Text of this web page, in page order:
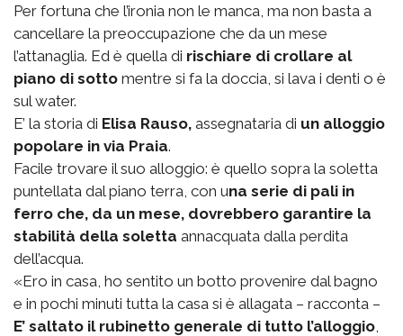
Per fortuna che l’ironia non le manca, ma non basta a
cancellare la preoccupazione che da un mese
l’attanaglia. Ed è quella di rischiare di crollare al
piano di sotto mentre si fa la doccia, si lava i denti o è
sul water.
E’ la storia di Elisa Rauso, assegnataria di un alloggio
popolare in via Praia.
Facile trovare il suo alloggio: è quello sopra la soletta
puntellata dal piano terra, con una serie di pali in
ferro che, da un mese, dovrebbero garantire la
stabilità della soletta annacquata dalla perdita
dell’acqua.
«Ero in casa, ho sentito un botto provenire dal bagno
e in pochi minuti tutta la casa si è allagata – racconta –
E’ saltato il rubinetto generale di tutto l’alloggio